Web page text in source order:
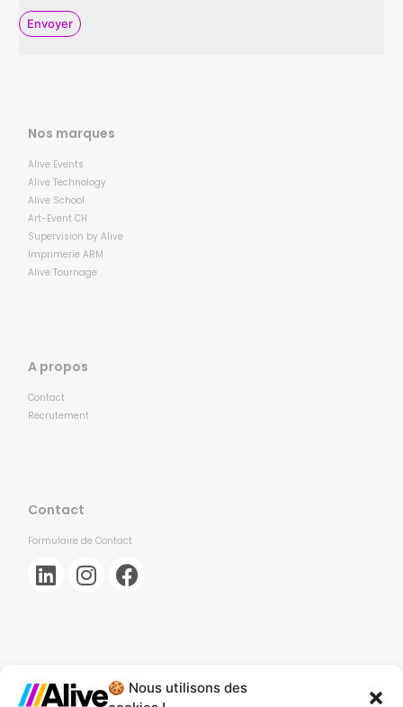
🍪 Nous utilisons des
Envoyer
Nos marques
Alive Events
Alive Technology
Alive School
Art-Event CH
Supervision by Alive
Imprimerie ARM
Alive Tournage
A propos
Contact
Recrutement
Contact
Formulaire de Contact
Agence de Lille